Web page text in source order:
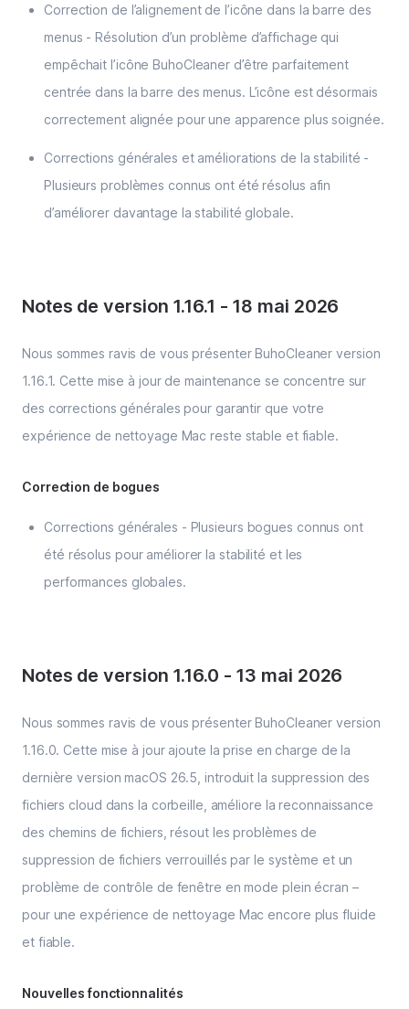
Correction de l’alignement de l’icône dans la barre des
menus - Résolution d’un problème d’affichage qui
empêchait l’icône BuhoCleaner d’être parfaitement
centrée dans la barre des menus. L’icône est désormais
correctement alignée pour une apparence plus soignée.
Corrections générales et améliorations de la stabilité -
Plusieurs problèmes connus ont été résolus afin
d’améliorer davantage la stabilité globale.
Notes de version 1.16.1 - 18 mai 2026
Nous sommes ravis de vous présenter BuhoCleaner version
1.16.1. Cette mise à jour de maintenance se concentre sur
des corrections générales pour garantir que votre
expérience de nettoyage Mac reste stable et fiable.
Correction de bogues
Corrections générales - Plusieurs bogues connus ont
été résolus pour améliorer la stabilité et les
performances globales.
Notes de version 1.16.0 - 13 mai 2026
Nous sommes ravis de vous présenter BuhoCleaner version
1.16.0. Cette mise à jour ajoute la prise en charge de la
dernière version macOS 26.5, introduit la suppression des
fichiers cloud dans la corbeille, améliore la reconnaissance
des chemins de fichiers, résout les problèmes de
suppression de fichiers verrouillés par le système et un
problème de contrôle de fenêtre en mode plein écran –
pour une expérience de nettoyage Mac encore plus fluide
et fiable.
Nouvelles fonctionnalités